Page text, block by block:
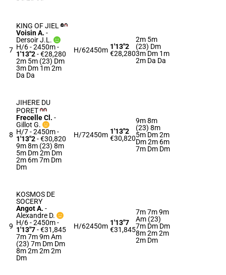
7
KING OF JIEL
Voisin A. -
Dersoir J.L.
H/6 - 2450m-
1'13"2- €28,280
2m 5m (23) Dm
3m Dm 1m 2m
Da Da
H/62450m 1'13"2
€28,280
2m 5m
(23) Dm
3m Dm 1m
2m Da Da
8
JIHERE DU
PORET
Frecelle Cl. -
Gillot G.
H/7 - 2450m-
1'13"2- €30,820
9m 8m (23) 8m
5m Dm 2m Dm
2m 6m 7m Dm
Dm
H/72450m 1'13"2
€30,820
9m 8m
(23) 8m
5m Dm 2m
Dm 2m 6m
7m Dm Dm
9
KOSMOS DE
SOCERY
Angot A. -
Alexandre D.
H/6 - 2450m-
1'13"7- €31,845
7m 7m 9m Am
(23) 7m Dm Dm
8m 2m 2m 2m
Dm
H/62450m 1'13"7
€31,845
7m 7m 9m
Am (23)
7m Dm Dm
8m 2m 2m
2m Dm